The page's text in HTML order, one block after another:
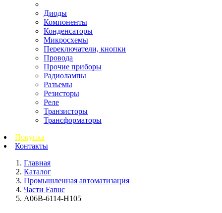
Диоды
Компоненты
Конденсаторы
Микросхемы
Переключатели, кнопки
Провода
Прочие приборы
Радиолампы
Разъемы
Резисторы
Реле
Транзисторы
Трансформаторы
Покупка
Контакты
Главная
Каталог
Промышленная автоматизация
Части Fanuc
A06B-6114-H105